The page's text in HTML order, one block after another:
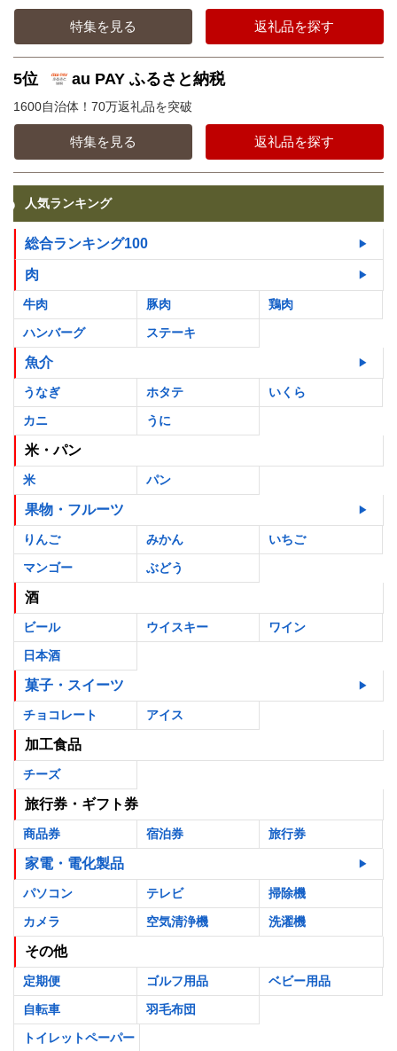
特集を見る 返礼品を探す
5位 au PAY ふるさと納税
1600自治体！70万返礼品を突破
特集を見る 返礼品を探す
人気ランキング
総合ランキング100
肉
牛肉 豚肉
鶏肉
ハンバーグ
ステーキ
魚介
うなぎ ホタテ
いくら
カニ
うに
米・パン
米 パン
果物・フルーツ
りんご みかん
いちご
マンゴー
ぶどう
酒
ビール ウイスキー
ワイン
日本酒
菓子・スイーツ
チョコレート アイス
加工食品
チーズ
旅行券・ギフト券
商品券 宿泊券 旅行券
家電・電化製品
パソコン テレビ
掃除機
カメラ
空気清浄機 洗濯機
その他
定期便 ゴルフ用品
ベビー用品
自転車
羽毛布団
トイレットペーパー